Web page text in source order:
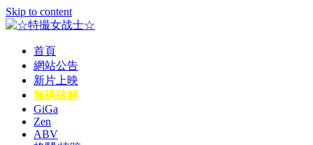
Skip to content
☆特撮女战士☆
特撮女战士、女奥特曼、女戦闘員、太陽の戦士、苍月女战士
電影網！
首頁
網站公告
新片上映
無碼破解
GiGa
Zen
ABV